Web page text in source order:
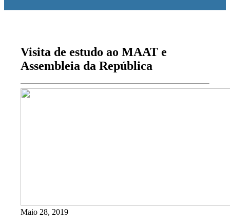
Visita de estudo ao MAAT e
Assembleia da República
Maio 28, 2019